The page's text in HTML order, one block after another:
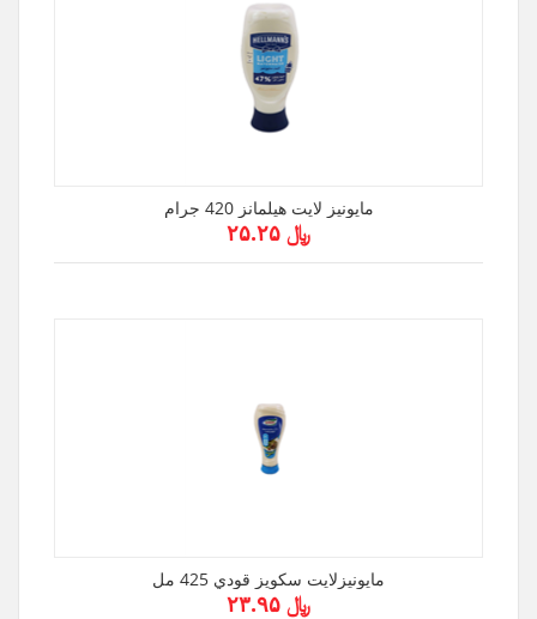
مايونيز لايت هيلمانز 420 جرام
﷼ ۲۵.۲۵
مايونيزلايت سكويز قودي 425 مل
﷼ ۲۳.۹۵